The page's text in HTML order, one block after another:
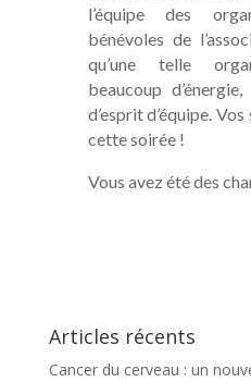
l’équipe des
bénévoles de
qu’une telle
beaucoup
d’esprit d’équipe.
cette soirée !
Vous avez été des
Articles récents
Cancer du cerveau : un